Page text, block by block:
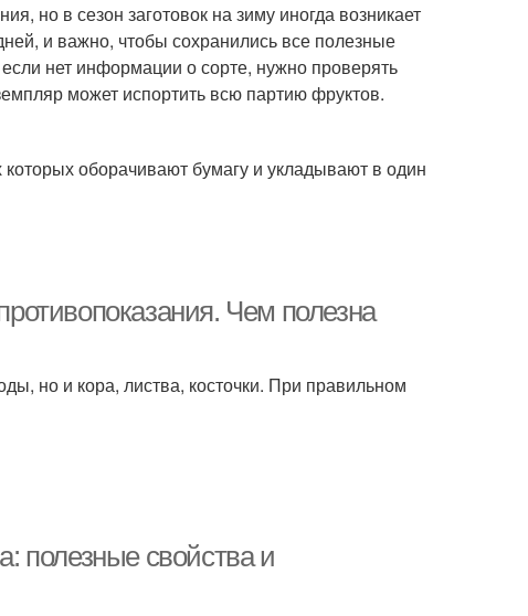
но в сезон заготовок на зиму иногда возникает
и важно, чтобы сохранились все полезные
нет информации о сорте, нужно проверять
может испортить всю партию фруктов.
оборачивают бумагу и укладывают в один
Чем полезна
но и кора, листва, косточки. При правильном
полезные свойства и